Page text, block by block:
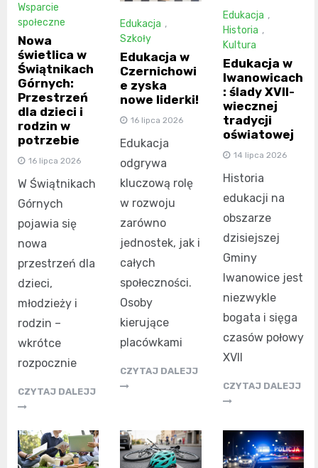
Wsparcie
społeczne
Nowa
świetlica w
Świątnikach
Górnych:
Przestrzeń
dla dzieci i
rodzin w
potrzebie
16 lipca 2026
W Świątnikach
Górnych
pojawia się
nowa
przestrzeń dla
dzieci,
młodzieży i
rodzin –
wkrótce
rozpocznie
CZYTAJ DALEJJ
Edukacja ,
Szkoły
Edukacja w
Czernichowi
e zyska
nowe liderki!
16 lipca 2026
Edukacja
odgrywa
kluczową rolę
w rozwoju
zarówno
jednostek, jak i
całych
społeczności.
Osoby
kierujące
placówkami
CZYTAJ DALEJJ
Edukacja ,
Historia ,
Kultura
Edukacja w
Iwanowicach
: ślady XVII-
wiecznej
tradycji
oświatowej
14 lipca 2026
Historia
edukacji na
obszarze
dzisiejszej
Gminy
Iwanowice jest
niezwykle
bogata i sięga
czasów połowy
XVII
CZYTAJ DALEJJ